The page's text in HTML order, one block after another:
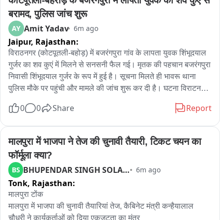
बरामद, पुलिस जांच शुरू
AY Amit Yadav 6m ago
Jaipur, Rajasthan:
विराठनगर (कोटपूतली-बहोड़) में बजरंगपुरा गांव के लापता युवक शिंभूदयाल
गुर्जर का शव कुएं में मिलने से सनसनी फैल गई। मृतक की पहचान बजरंगपुरा
निवासी शिंभूदयाल गुर्जर के रूप में हुई है। सूचना मिलते ही भावरू थाना
पुलिस मौके पर पहुंची और मामले की जांच शुरू कर दी है। घटना विराटनगर
में लापता होने की सूचना दी थी। इसी दौरान गांव के एक कुएं में युवक का शव
में सनसनी फैल गई। सूचना पर थाना अधिकारी प्रदीप सिंह पुलिस जाब्ते के
साथ मौके पर पहुंचे। पुलिस ने ग्रामीणों की सहायता से शव को कुएं से बाहर
निकलवाया और मौके का निरीक्षण किया। थानाधिकारी प्रदीप सिंह ने
बताया कि मृतक के परिजनों ने सुबह लापता होने की सूचना दी थी। बाद में
युवक का शव गांव के कुएं में मिला। फिलहाल पुलिस ने शव को कब्जे में लेकर
पावटा के उप जिला अस्पताल की मोर्चरी में भिजवा दिया है, जहां मेडिकल
बोर्ड से पोस्टमार्टम कराया जाएगा। पोस्टमार्टम के बाद शव परिजनों को सुपुर्द
किया जाएगा। पुलिस ने मामले में जांच शुरू कर दी है। प्रारंभिक तौर पर
0 0 Share Report
मालपुरा में भाजपा ने तेज की चुनावी तैयारी, टिकट चयन का
फॉर्मूला क्या?
BS BHUPENDAR SINGH SOLANKI 6m ago
Tonk, Rajasthan:
मालपुरा टोंक
मालपुरा में भाजपा की चुनावी तैयारियां तेज, कैबिनेट मंत्री कन्हैयालाल
चौधरी ने कार्यकर्ताओं को दिया एकजुटता का मंत्र